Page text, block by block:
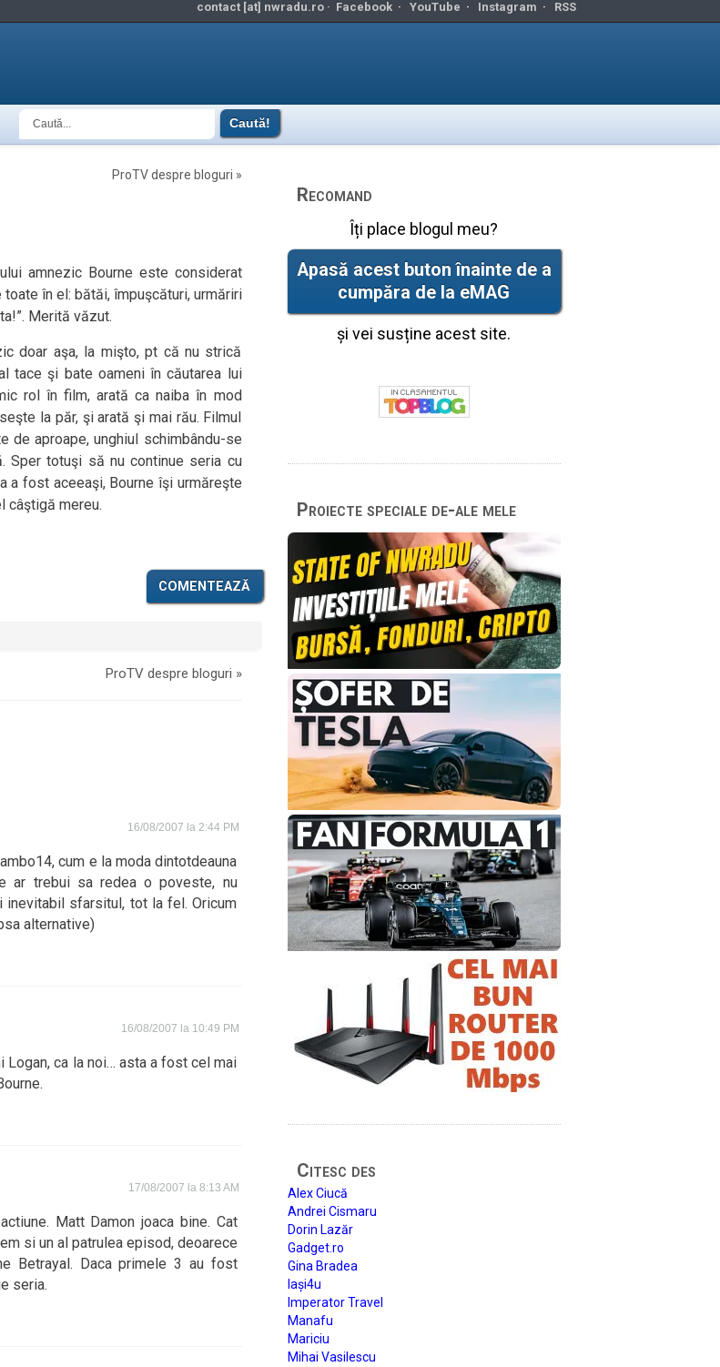
contact [at] nwradu.ro · Facebook· YouTube · Instagram · RSS
ProTV despre bloguri »
amnezic Bourne este considerat
în el: bătăi, împuşcături, urmăriri
Merită văzut.
doar aşa, la mişto, pt că nu strică
tace şi bate oameni în căutarea lui
rol în film, arată ca naiba în mod
la păr, şi arată şi mai rău. Filmul
de aproape, unghiul schimbându-se
Sper totuşi să nu continue seria cu
a fost aceeaşi, Bourne îşi urmăreşte
câştigă mereu.
COMENTEAZĂ
ProTV despre bloguri »
16/08/2007 la 2:44 PM
cum e la moda dintotdeauna
ar trebui sa redea o poveste, nu
inevitabil sfarsitul, tot la fel. Oricum
alternative)
16/08/2007 la 10:49 PM
Logan, ca la noi… asta a fost cel mai
17/08/2007 la 8:13 AM
Matt Damon joaca bine. Cat
si un al patrulea episod, deoarece
Betrayal. Daca primele 3 au fost
seria.
Recomand
Îți place blogul meu?
Apasă acest buton înainte de a
cumpăra de la eMAG
și vei susține acest site.
Proiecte speciale de-ale mele
Citesc des
Alex Ciucă
Andrei Cismaru
Dorin Lazăr
Gadget.ro
Gina Bradea
Iași4u
Imperator Travel
Manafu
Mariciu
Mihai Vasilescu